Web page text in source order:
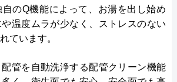
自のQ機能によって、お湯を出し始め
温度ムラが少なく、ストレスのない
ています。
管を自動洗浄する配管クリーン機能